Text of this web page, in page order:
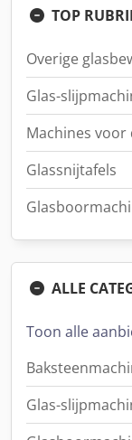
TOP
Overige
Glas-
Machines voor
Glassnijtafels
ALLE
Toon alle
Glas-